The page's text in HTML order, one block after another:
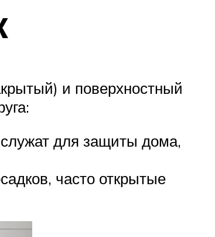
и поверхностный
для защиты дома,
часто открытые